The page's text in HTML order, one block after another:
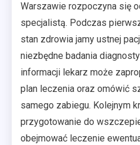
Warszawie rozpoczyna się
specjalistą. Podczas
stan zdrowia jamy ustnej
niezbędne badania
informacji lekarz może
plan leczenia oraz omówić
samego zabiegu. Kolejnym
przygotowanie do
obejmować leczenie